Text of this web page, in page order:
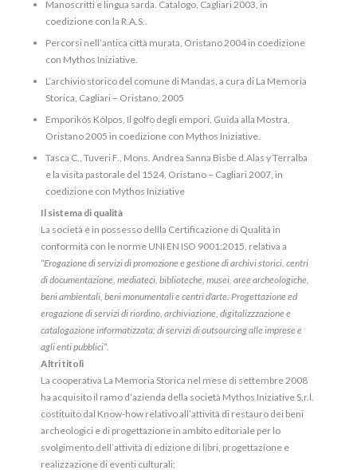
Manoscritti e lingua sarda. Catalogo, Cagliari 2003, in
coedizione con la R.A.S..
Percorsi nell’antica città murata, Oristano 2004 in coedizione
con Mythos Iniziative.
L’archivio storico del comune di Mandas, a cura di La Memoria
Storica, Cagliari – Oristano, 2005
Emporikòs Kòlpos, Il golfo degli empori, Guida alla Mostra,
Oristano 2005 in coedizione con Mythos Iniziative.
Tasca C., Tuveri F., Mons. Andrea Sanna Bisbe d.Alas y Terralba
e la visita pastorale del 1524, Oristano – Cagliari 2007, in
coedizione con Mythos Iniziative
Il sistema di qualità
La società è in possesso dellla Certificazione di Qualità in
conformità con le norme UNI EN ISO 9001:2015, relativa a
“Erogazione di servizi di promozione e gestione diarchivi storici, centri
di documentazione, mediateci, biblioteche, musei, aree archeologiche,
beni ambientali, beni monumentali e centri d’arte. Progettazione ed
erogazione di servizi di riordino, archiviazione, digitalizzzazione e
catalogazione informatizzata; di servizi di outsourcing alle imprese e
agli enti pubblici”.
Altri titoli
La cooperativa La Memoria Storica nel mese di settembre 2008
ha acquisito il ramo d’azienda della società Mythos Iniziative S.r.l.
costituito dal Know-how relativo all’attività di restauro dei beni
archeologici e di progettazione in ambito editoriale per lo
svolgimento dell’attività di edizione di libri, progettazione e
realizzazione di eventi culturali;